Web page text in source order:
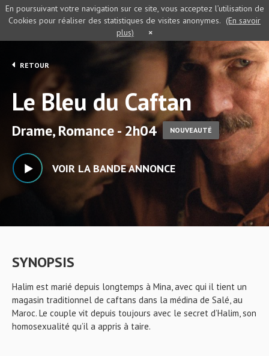
RETOUR
Le Bleu du Caftan
Drame, Romance - 2h04 NOUVEAUTÉ
VOIR LA BANDE ANNONCE
SYNOPSIS
Halim est marié depuis longtemps à Mina, avec qui il tient un
magasin traditionnel de caftans dans la médina de Salé, au
Maroc. Le couple vit depuis toujours avec le secret d’Halim, son
homosexualité qu’il a appris à taire.
En poursuivant votre navigation sur ce site, vous acceptez l’utilisation de
Cookies pour réaliser des statistiques de visites anonymes. (En savoir
plus)
×